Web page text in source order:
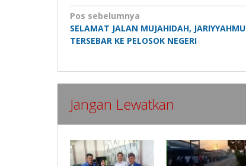
Navigasi
pos
Pos sebelumnya
SELAMAT JALAN MUJAHIDAH, JARIYYAHMU
TERSEBAR KE PELOSOK NEGERI
Jangan Lewatkan